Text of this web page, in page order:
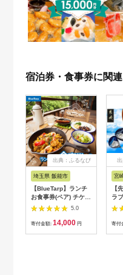
宿泊券・食事券に関
出典：ふるなび
埼玉県 飯能市
【BlueTarp】ランチ
お食事券(ペア) チケッ
ト HNNC001
5.0
寄付金額: 14,000 円
宮
【
ラ
ゴ
寄付